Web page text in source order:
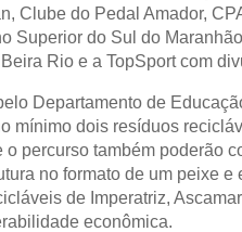
Clube do Pedal Amador,
Superior do Sul do
Rio e a TopSport com
Departamento de
mínimo dois resíduos
percurso também poderão
no formato de um peixe
de Imperatriz,
econômica.